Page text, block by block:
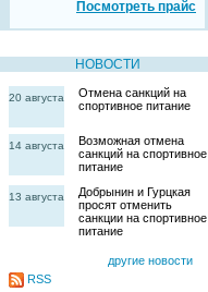
Посмотреть прайс
НОВОСТИ
20 августа
Отмена санкций на
спортивное питание
14 августа
Возможная отмена
санкций на спортивное
питание
13 августа
Добрынин и Гурцкая
просят отменить
санкции на спортивное
питание
другие новости
RSS